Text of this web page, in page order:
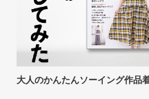
大人のかんたんソーイング作品